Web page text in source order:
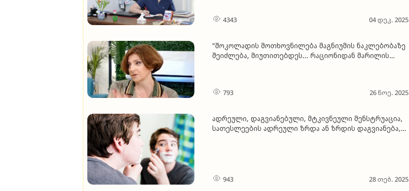
4343 04 დეკ. 2025
"შოკოლადის მოთხოვნილება მაგნიუმის ნაკლებობაზე
შეიძლება, მიუთითებდეს... რაციონიდან მარილის
793 26 ნოე. 2025
ადრეული, დაგვიანებული, მტკივნეული მენსტრუაცია,
სათესლეების ადრეული ზრდა ან ზრდის დაგვიანება,
943 28 თებ. 2025